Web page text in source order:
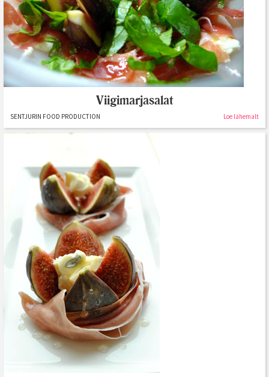
Viigimarjasalat
SENTJURIN FOOD PRODUCTION Loe lähemalt